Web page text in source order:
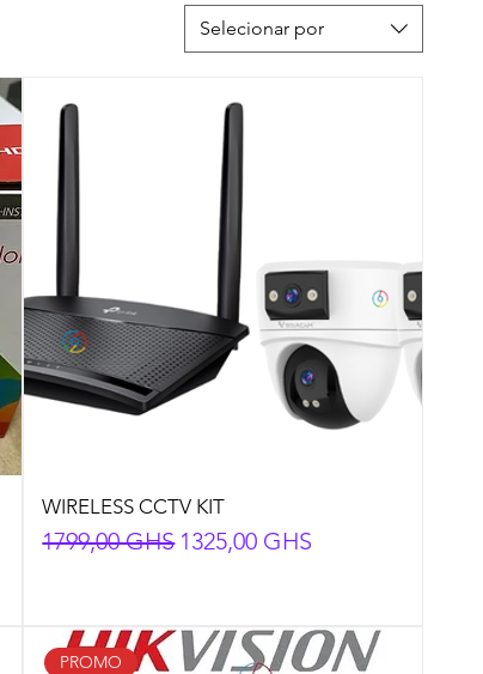
Selecionar por
WIRELESS CCTV KIT
Preço normal
1799,00 GHS Preço promocional
1325,00 GHS
PROMO